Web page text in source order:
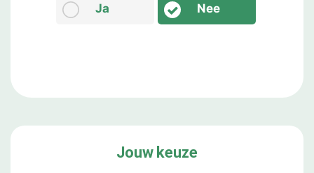
Ja Nee
Jouw keuze